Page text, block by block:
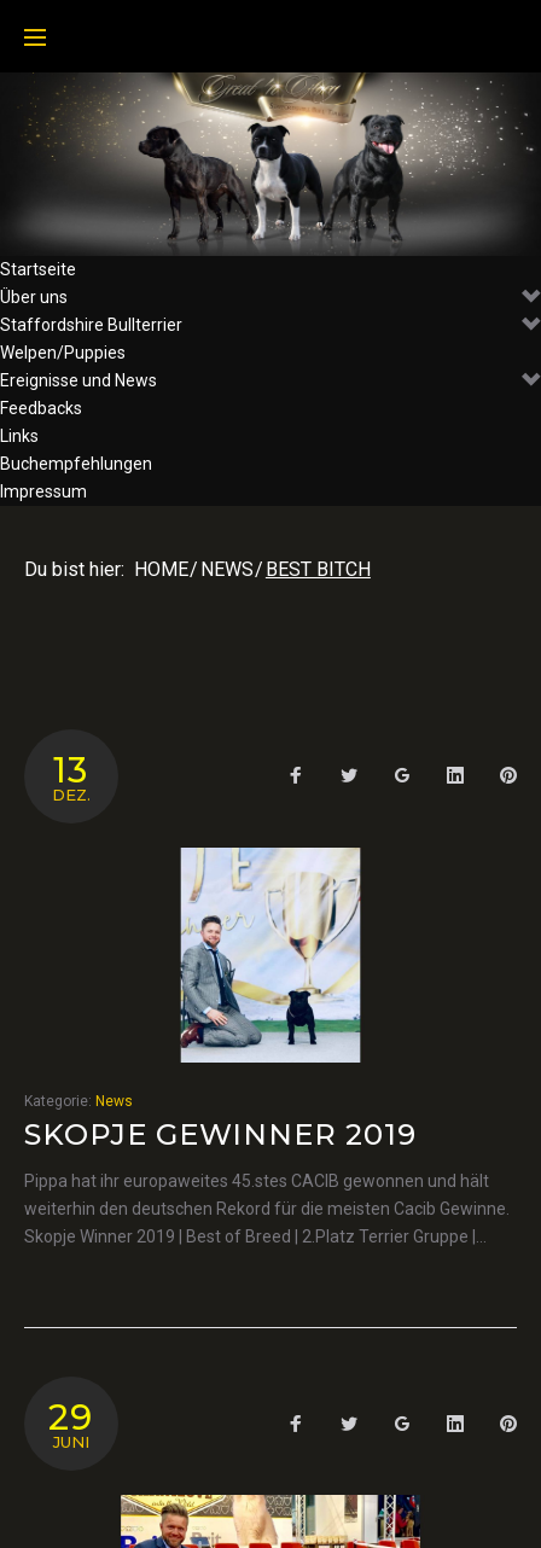
content
Startseite
Über uns
Staffordshire Bullterrier
Welpen/Puppies
Ereignisse und News
Feedbacks
Links
Buchempfehlungen
Impressum
Du bist hier: HOME/ NEWS/ BEST BITCH
SCHLAGWORT:
BEST
13
DEZ.
FacebookTwitter Google+ LinkedIn
Kategorie: News
SKOPJE GEWINNER 2019
Pippa hat ihr europaweites 45.stes CACIB gewonnen und hält
weiterhin den deutschen Rekord für die meisten Cacib Gewinne.
Skopje Winner 2019 | Best of Breed | 2.Platz Terrier Gruppe |…
29
JUNI
FacebookTwitter Google+ LinkedIn